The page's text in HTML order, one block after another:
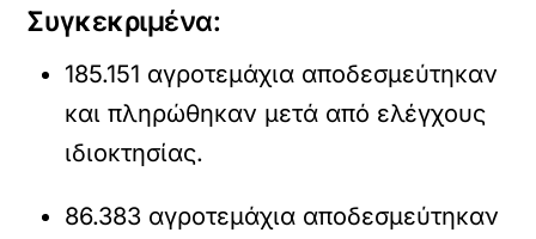
Συγκεκριμένα:
185.151 αγροτεμάχια αποδεσμεύτηκαν
και πληρώθηκαν μετά από ελέγχους
ιδιοκτησίας.
86.383 αγροτεμάχια αποδεσμεύτηκαν